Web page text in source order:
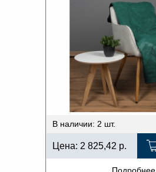
В наличии: 2 шт.
Цена: 2 825,42 р.